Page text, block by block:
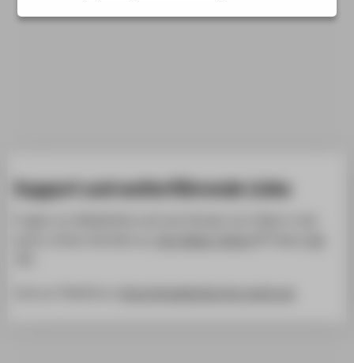
Support und weiterführende Links
SERVICE